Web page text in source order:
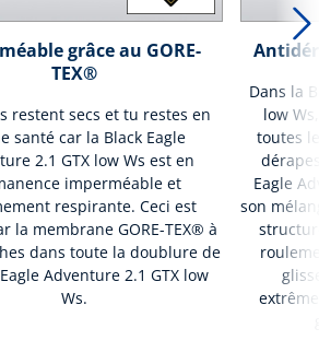
grâce au GORE-
TEX®
restent secs et tu restes en
santé car la Black Eagle
2.1 GTX low Ws est en
imperméable et
respirante. Ceci est
la membrane GORE-TEX® à
dans toute la doublure de
Adventure 2.1 GTX low
Ws.
Dans la
low
toutes
Eagle
son